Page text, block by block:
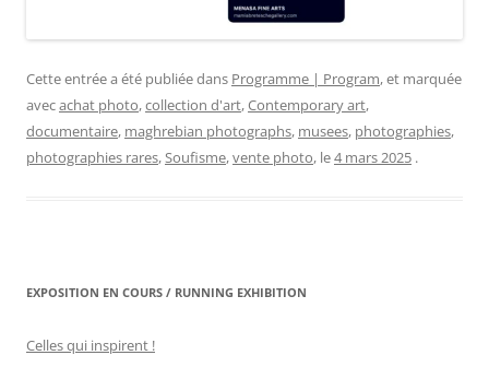
Cette entrée a été publiée dans Programme | Program, et marquée
avecachat photo,collection d'art,Contemporary art,
documentaire, maghrebian photographs, musees, photographies,
photographies rares,Soufisme,vente photo, le4 mars 2025 .
EXPOSITION EN COURS / RUNNING EXHIBITION
Celles qui inspirent !